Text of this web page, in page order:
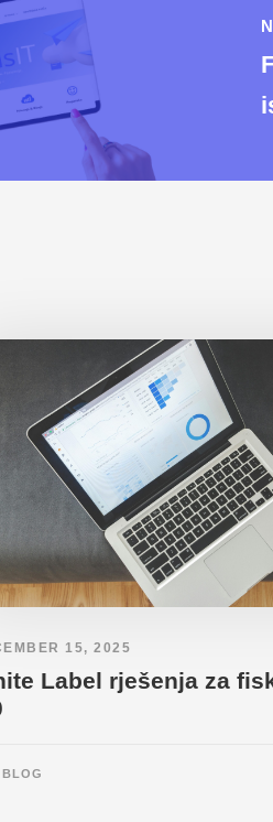
15, 2025
Label rješenja za
BLOG